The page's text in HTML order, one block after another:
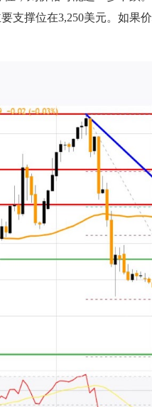
撑位在3,250美元。如果